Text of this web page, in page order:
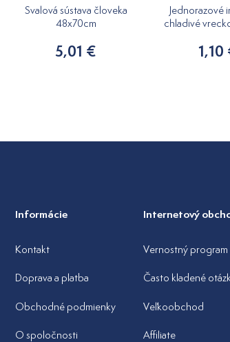
Svalová sústava človeka
48x70cm
5,01 €
Jednorazové
chladivé
1,10
Informácie
Kontakt
Doprava a platba
Obchodné podmienky
O spoločnosti
Internetový
Vernostný program
Často kladené
Veľkoobchod
Affiliate